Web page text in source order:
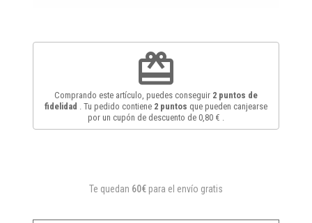
redeem
Comprando este artículo, puedes conseguir 2 puntos de
fidelidad
. Tu pedido contiene 2 puntos que pueden canjearse
por un cupón de descuento de 0,80 €
Te quedan 60€ para el envío gratis